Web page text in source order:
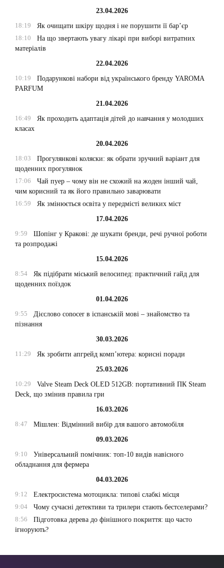
23.04.2026
18:19
Як очищати шкіру щодня і не порушити її бар’єр
18:10
На що звертають увагу лікарі при виборі витратних
матеріалів
22.04.2026
10:19
Подарункові набори від українського бренду YAROMA
PARFUM
21.04.2026
16:49
Як проходить адаптація дітей до навчання у молодших
класах
20.04.2026
18:03
Прогулянкові коляски: як обрати зручний варіант для
щоденних прогулянок
17:06
Чай пуер – чому він не схожий на жоден інший чай,
чим корисний та як його правильно заварювати
16:59
Як змінюється освіта у передмісті великих міст
17.04.2026
9:59
Шопінг у Кракові: де шукати бренди, речі ручної роботи
та розпродажі
15.04.2026
8:54
Як підібрати міський велосипед: практичний гайд для
щоденних поїздок
01.04.2026
9:55
Дієслово conocer в іспанській мові – знайомство та
пізнання
30.03.2026
11:29
Як зробити апгрейд комп’ютера: корисні поради
25.03.2026
10:29
Valve Steam Deck OLED 512GB: портативний ПК Steam
Deck, що змінив правила гри
16.03.2026
8:47
Мішлен: Відмінний вибір для вашого автомобіля
09.03.2026
9:10
Універсальний помічник: топ-10 видів навісного
обладнання для фермера
04.03.2026
9:12
Електросистема мотоцикла: типові слабкі місця
9:04
Чому сучасні детективи та трилери стають бестселерами?
8:56
Підготовка дерева до фінішного покриття: що часто
ігнорують?